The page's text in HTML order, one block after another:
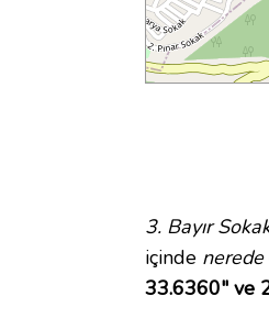
3. Bayır
içinde nerede
33.6360" ve